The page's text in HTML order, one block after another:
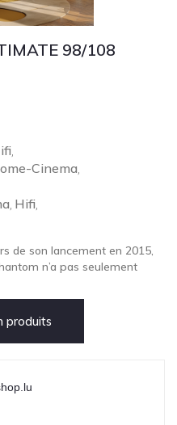
98/108
Cinema
Hifi
de son lancement en 2015,
n’a pas seulement
produits